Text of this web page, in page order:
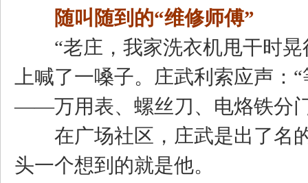
随叫随到的“维修师傅”
“老庄，我家洗衣机甩干时晃
上喊了一嗓子。庄武利索应声
——万用表、螺丝刀、电烙铁分
在广场社区，庄武是出了名的
头一个想到的就是他。